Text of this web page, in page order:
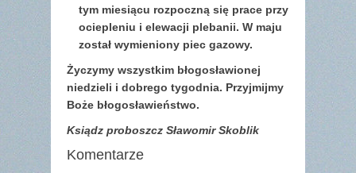
tym miesiącu rozpoczną się prace przy
ociepleniu i elewacji plebanii. W maju
został wymieniony piec gazowy.
Życzymy wszystkim błogosławionej
niedzieli i dobrego tygodnia. Przyjmijmy
Boże błogosławieństwo.
Ksiądz proboszcz Sławomir Skoblik
Komentarze